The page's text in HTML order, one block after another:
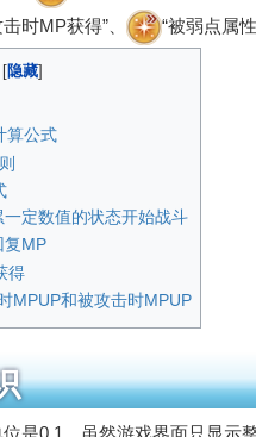
时MP获得”、 “被弱点属
算公式
一定数值的状态开始战斗
复MP
得
MPUP和被攻击时MPUP
是0.1，虽然游戏界面只显示